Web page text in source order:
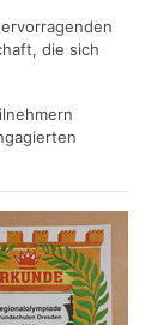
die sich